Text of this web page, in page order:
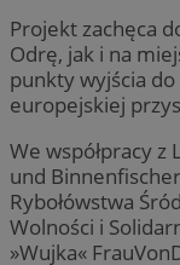
Projekt zachęca
Odrę, jak i na
punkty wyjścia
europejskiej
We współpracy
und
Rybołówstwa
Wolności i
»Wujka«